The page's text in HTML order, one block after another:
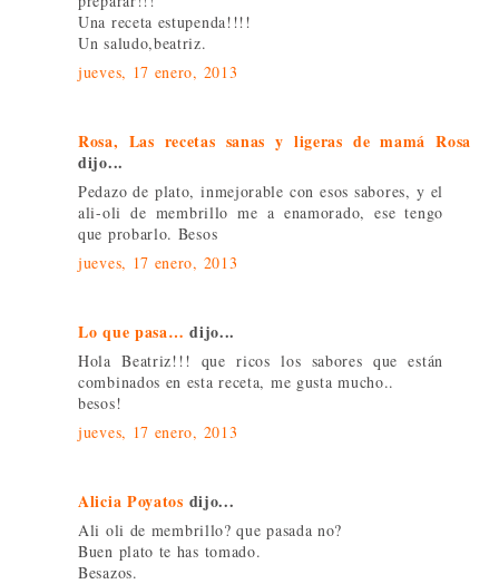
Una receta estupenda!!!!
Un saludo,beatriz.
jueves, 17 enero, 2013
Rosa, Las recetas sanas y ligeras de mamá Rosa
dijo...
Pedazo de plato, inmejorable con esos sabores, y el
ali-oli de membrillo me a enamorado, ese tengo
que probarlo. Besos
jueves, 17 enero, 2013
Lo que pasa… dijo...
Hola Beatriz!!! que ricos los sabores que están
combinados en esta receta, me gusta mucho..
besos!
jueves, 17 enero, 2013
Alicia Poyatos dijo...
Ali oli de membrillo? que pasada no?
Buen plato te has tomado.
Besazos.